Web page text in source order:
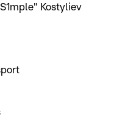
Kostyliev